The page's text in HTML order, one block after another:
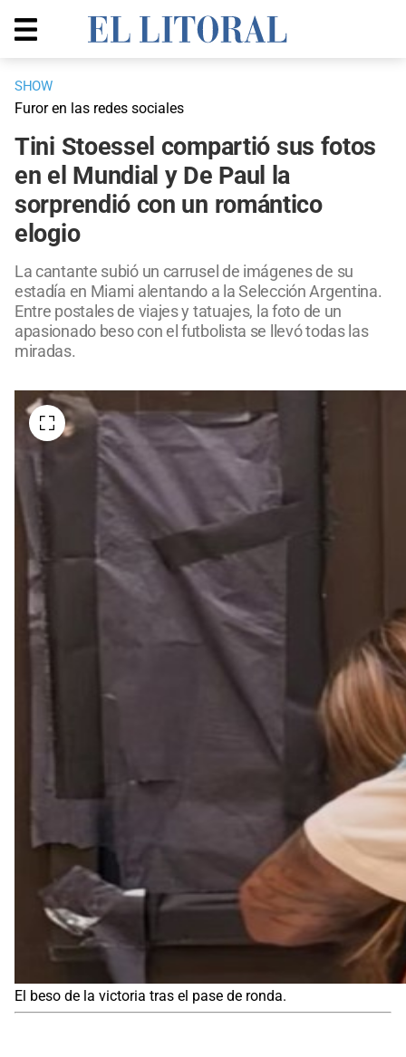
SHOW
Furor en las redes sociales
Tini Stoessel compartió sus fotos
en el Mundial y De Paul la
sorprendió con un romántico
elogio
La cantante subió un carrusel de imágenes de su
estadía en Miami alentando a la Selección Argentina.
Entre postales de viajes y tatuajes, la foto de un
apasionado beso con el futbolista se llevó todas las
miradas.
El beso de la victoria tras el pase de ronda.